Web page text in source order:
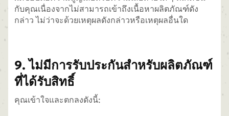
กับคุณเนื่องจากไม่สามารถเข้าถึงเนื้อหาผลิตภัณฑ์ดัง
กล่าว ไม่ว่าจะด้วยเหตุผลดังกล่าวหรือเหตุผลอื่นใด
9. ไม่มีการรับประกันสำหรับผลิตภัณฑ์
ที่ได้รับสิทธิ์
คุณเข้าใจและตกลงดังนี้: